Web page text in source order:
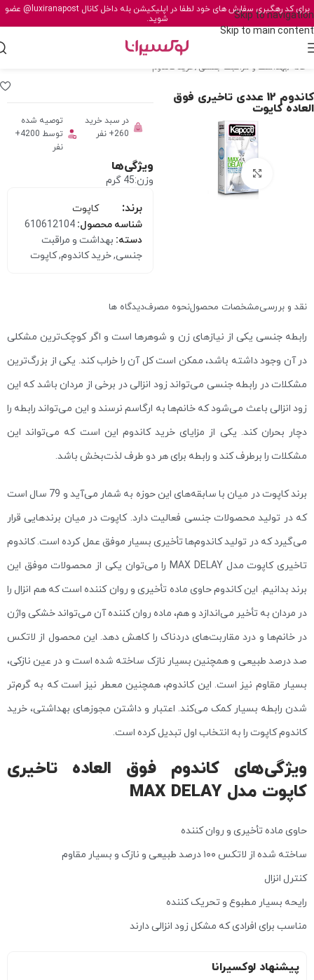
Skip to navigation
Skip to main content
برای کد رهگیری سفارش های خود لطفا در اپلیکیشن بله داخل کانال@luxiranapost عضو
شوید.
خانه /بهداشت و مراقبت جنسی / خرید کاندوم
کاندوم 12 عددی تاخیری فوق
العاده کاپوت
برای بزرگنمایی کلیک کنید
در سبد خرید
260+ نفر
توصیه شده
توسط 4200+
نفر
ویژگی‌ها
وزن:45 گرم
برند:
کاپوت
شناسه محصول: 610612104
دسته: بهداشت و مراقبت
جنسی,خرید کاندوم,کاپوت
نقد و بررسیمشخصات محصولنحوه مصرفدیدگاه ها
رابطه جنسی یکی از نیازهای زن و شوهرها است و اگر کوچک‌ترین مشکلی
در آن وجود داشته باشد، ممکن است کل آن را خراب کند. یکی از بزرگ‌ترین
مشکلات در رابطه جنسی می‌تواند زود انزالی در برخی از مردان باشد که این
زود انزالی باعث می‌شود که خانم‌ها به ارگاسم نرسند و این می‌تواند رابطه را
دچار بحران کند. یکی از مزایای خرید کاندوم این است که می‌تواند این
مشکلات را برطرف کند و رابطه برای هر دو طرف لذت‌بخش باشد.
برند کاپوت در میان با سابقه‌های این حوزه به شمار می‌آید و 79 سال است
که در تولید محصولات جنسی فعالیت دارد. کاپوت در میان برندهایی قرار
می‌گیرد که در تولید کاندوم‌ها تأخیری بسیار موفق عمل کرده است. کاندوم
تاخیری کاپوت مدل MAX DELAY را می‌توان یکی از محصولات موفق این
برند بدانیم. این کاندوم حاوی ماده تأخیری و روان کننده است که هم انزال را
در مردان به تأخیر می‌اندازد و هم، ماده روان کننده آن می‌تواند خشکی واژن
در خانم‌ها و درد مقاربت‌های دردناک را کاهش دهد. این محصول از لاتکس
صد درصد طبیعی و همچنین بسیار نازک ساخته شده است و در عین نازکی،
بسیار مقاوم نیز است. این کاندوم، همچنین معطر نیز است که به گرم‌تر
شدن رابطه بسیار کمک می‌کند. اعتبار و داشتن مجوزهای بهداشتی، خرید
کاندوم کاپوت را به انتخاب اول تبدیل کرده است.
ویژگی‌های کاندوم فوق العاده تاخیری
کاپوت مدل MAX DELAY
حاوی ماده تأخیری و روان کننده
ساخته شده از لاتکس ۱۰۰ درصد طبیعی و نازک و بسیار مقاوم
کنترل انزال
رایحه بسیار مطبوع و تحریک کننده
مناسب برای افرادی که مشکل زود انزالی دارند
پیشنهاد لوکسیرانا